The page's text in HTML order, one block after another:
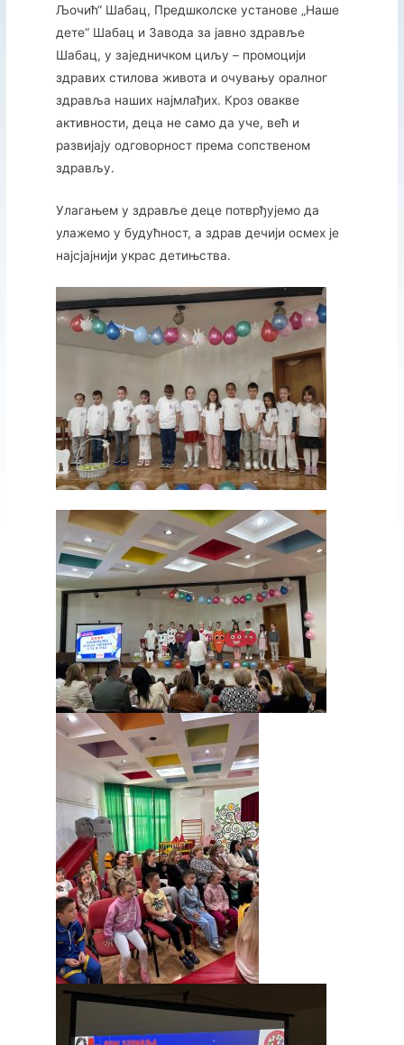
Љочић“ Шабац, Предшколске установе „Наше
дете“ Шабац и Завода за јавно здравље
Шабац, у заједничком циљу – промоцији
здравих стилова живота и очувању оралног
здравља наших најмлађих. Кроз овакве
активности, деца не само да уче, већ и
развијају одговорност према сопственом
здрављу.
Улагањем у здравље деце потврђујемо да
улажемо у будућност, а здрав дечији осмех је
најсјајнији украс детињства.